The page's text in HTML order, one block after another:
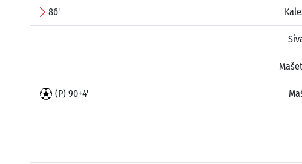
86'
(P) 90+4'